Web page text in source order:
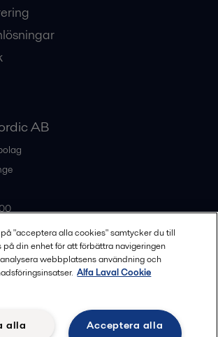
AB
partners
Legal terms and conditions
Community guidelines
"acceptera alla cookies" samtycker du till
på din enhet för att förbättra navigeringen
webbplatsens användning och
Alfa Laval Cookie
Acceptera alla
alla